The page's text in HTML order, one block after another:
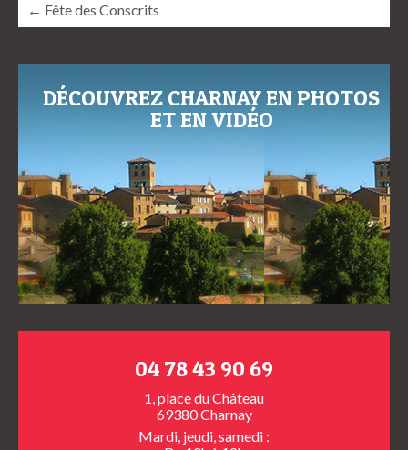
← Fête des Conscrits
DÉCOUVREZ CHARNAY EN PHOTOS
ET EN VIDÉO
04 78 43 90 69
1, place du Château
69380 Charnay
Mardi, jeudi, samedi :